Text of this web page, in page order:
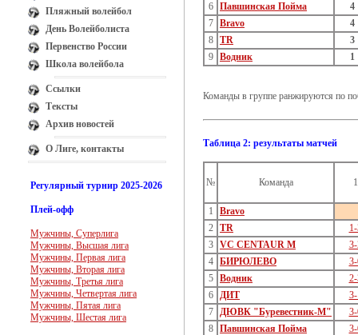
Пляжный волейбол
День Волейболиста
Первенство России
Школа волейбола
Ссылки
Тексты
Архив новостей
О Лиге, контакты
Регулярный турнир 2025-2026
Плей-офф
Мужчины, Суперлига
Мужчины, Высшая лига
Мужчины, Первая лига
Мужчины, Вторая лига
Мужчины, Третья лига
Мужчины, Четвертая лига
Мужчины, Пятая лига
Мужчины, Шестая лига
6
Павшинская Пойма
4
7
Bravo
4
8
TR
3
9
Водник 1
Команды в группе ранжируются по
Таблица 2: результаты матчей
№ Команда 1
1
Bravo
2
TR
3
VC CENTAUR M
4
БИРЮЛЕВО
5
Водник
6
ДИТ
7
ДЮВК "Буревестник-М"
8
Павшинская Пойма